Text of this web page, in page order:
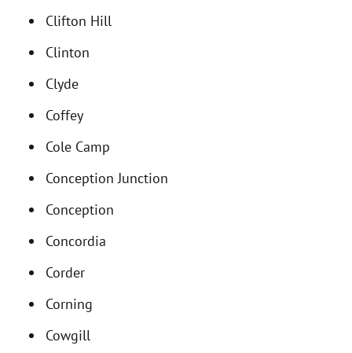
Clifton Hill
Clinton
Clyde
Coffey
Cole Camp
Conception Junction
Conception
Concordia
Corder
Corning
Cowgill